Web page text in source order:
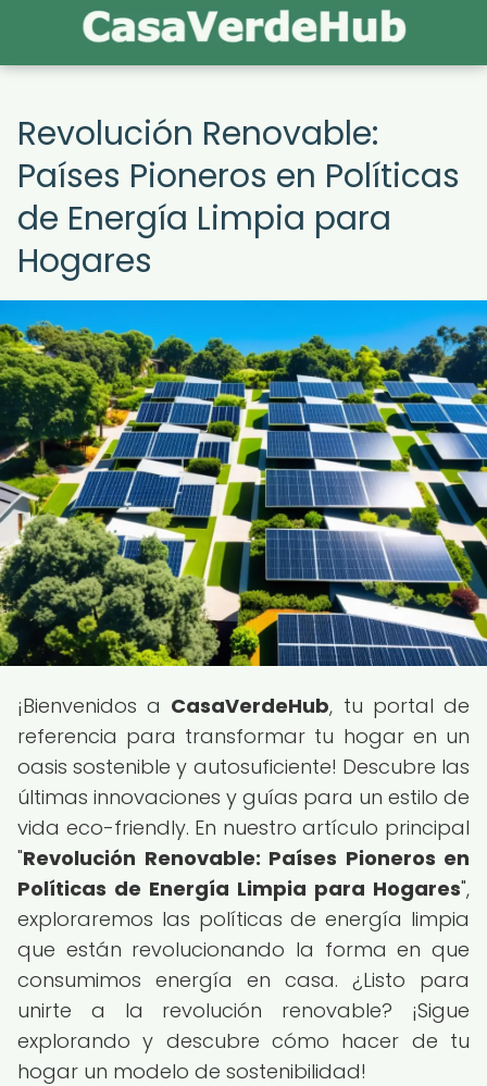
Revolución Renovable:
Países Pioneros en Políticas
de Energía Limpia para
Hogares
¡Bienvenidos a CasaVerdeHub, tu portal de
referencia para transformar tu hogar en un
oasis sostenible y autosuficiente! Descubre las
últimas innovaciones y guías para un estilo de
vida eco-friendly. En nuestro artículo principal
"Revolución Renovable: Países Pioneros en
Políticas de Energía Limpia para Hogares",
exploraremos las políticas de energía limpia
que están revolucionando la forma en que
consumimos energía en casa. ¿Listo para
unirte a la revolución renovable? ¡Sigue
explorando y descubre cómo hacer de tu
hogar un modelo de sostenibilidad!